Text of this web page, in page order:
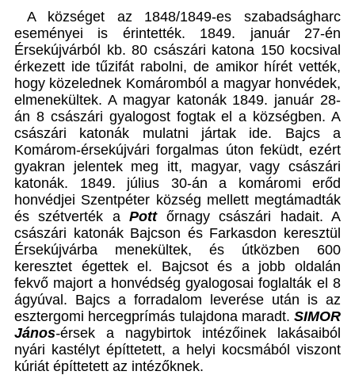
A községet az 1848/1849-es szabadságharc
eseményei is érintették. 1849. január 27-én
Érsekújvárból kb. 80 császári katona 150 kocsival
érkezett ide tűzifát rabolni, de amikor hírét vették,
hogy közelednek Komáromból a magyar honvédek,
elmenekültek. A magyar katonák 1849. január 28-
án 8 császári gyalogost fogtak el a községben. A
császári katonák mulatni jártak ide. Bajcs a
Komárom-érsekújvári forgalmas úton feküdt, ezért
gyakran jelentek meg itt, magyar, vagy császári
katonák. 1849. július 30-án a komáromi erőd
honvédjei Szentpéter község mellett megtámadták
és szétverték aPott őrnagy császári hadait. A
császári katonák Bajcson és Farkasdon keresztül
Érsekújvárba menekültek, és útközben 600
keresztet égettek el. Bajcsot és a jobb oldalán
fekvő majort a honvédség gyalogosai foglalták el 8
ágyúval. Bajcs a forradalom leverése után is az
esztergomi hercegprímás tulajdona maradt. SIMOR
János-érsek a nagybirtok intézőinek lakásaiból
nyári kastélyt építtetett, a helyi kocsmából viszont
kúriát építtetett az intézőknek.